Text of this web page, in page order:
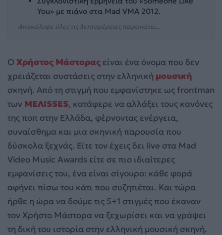
You» με πιάνο στα Mad VMA 2012.
Ανακάλυψε όλες τις λεπτομέρειες παρακάτω...
Ο Χρήστος Μάστορας είναι ένα όνομα που δεν
χρειάζεται συστάσεις στην ελληνική μουσική
σκηνή. Από τη στιγμή που εμφανίστηκε ως frontman
των ΜΕΛΙSSES, κατάφερε να αλλάξει τους κανόνες
της ποπ στην Ελλάδα, φέρνοντας ενέργεια,
συναίσθημα και μια σκηνική παρουσία που
δύσκολα ξεχνάς. Είτε τον έχεις δει live στα Mad
Video Music Awards είτε σε πιο ιδιαίτερες
εμφανίσεις του, ένα είναι σίγουρο: κάθε φορά
αφήνει πίσω του κάτι που συζητιέται. Και τώρα
ήρθε η ώρα να δούμε τις 5+1 στιγμές που έκαναν
τον Χρήστο Μάστορα να ξεχωρίσει και να γράψει
τη δική του ιστορία στην ελληνική μουσική σκηνή.